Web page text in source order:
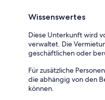
Wissenswertes
Diese Unterkunft wird
verwaltet. Die
geschäftlichen oder
Für zusätzliche
die abhängig von den
können.